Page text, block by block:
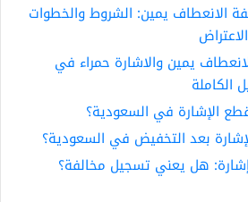
الانعطاف يمين: الشروط والخطوات
يمين والاشارة حمراء في
الكاملة
الإشارة في السعودية؟
بعد التخفيض في السعودية؟
هل يعني تسجيل مخالفة؟